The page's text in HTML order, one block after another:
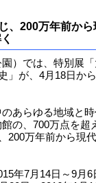
、200万年前から
）では、特別展
が、4月18日か
あらゆる地域と時
の、700万点を超
200万年前から現
年7月14日～9月6